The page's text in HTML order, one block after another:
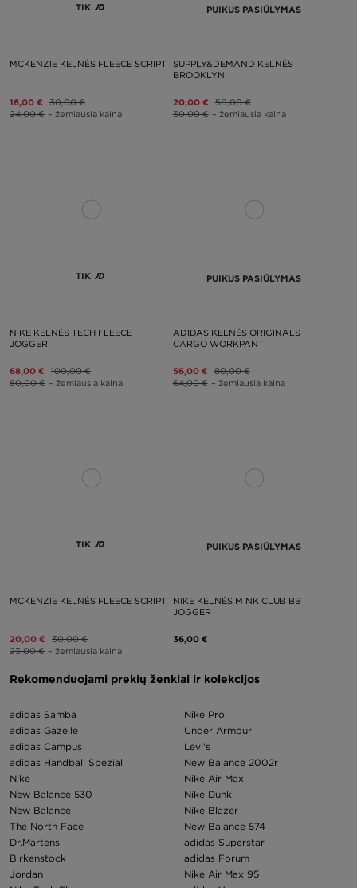
TIK
MCKENZIE KELNĖS FLEECE SCRIPT
16,00 € 30,00 €
24,00 € – žemiausia kaina
PUIKUS PASIŪLYMAS
SUPPLY&DEMAND KELNĖS
BROOKLYN
20,00 € 50,00 €
30,00 € – žemiausia kaina
TIK
NIKE KELNĖS TECH FLEECE
JOGGER
68,00 € 100,00 €
80,00 € – žemiausia kaina
PUIKUS PASIŪLYMAS
ADIDAS KELNĖS ORIGINALS
CARGO WORKPANT
56,00 € 80,00 €
64,00 € – žemiausia kaina
TIK
MCKENZIE KELNĖS FLEECE SCRIPT
20,00 € 30,00 €
23,00 € – žemiausia kaina
PUIKUS PASIŪLYMAS
NIKE KELNĖS M NK CLUB BB
JOGGER
36,00 €
Rekomenduojami prekių ženklai ir kolekcijos
adidas Samba
adidas Gazelle
adidas Campus
adidas Handball Spezial
Nike
New Balance 530
New Balance
The North Face
Dr.Martens
Birkenstock
Jordan
Nike Pro
Under Armour
Levi's
New Balance 2002r
Nike Air Max
Nike Dunk
Nike Blazer
New Balance 574
adidas Superstar
adidas Forum
Nike Air Max 95